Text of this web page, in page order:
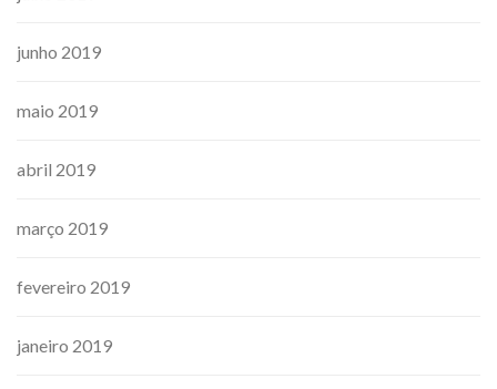
junho 2019
maio 2019
abril 2019
março 2019
fevereiro 2019
janeiro 2019